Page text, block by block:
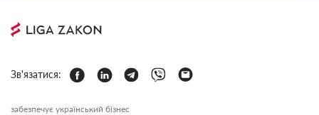
Зв'язатися:
забезпечує український бізнес